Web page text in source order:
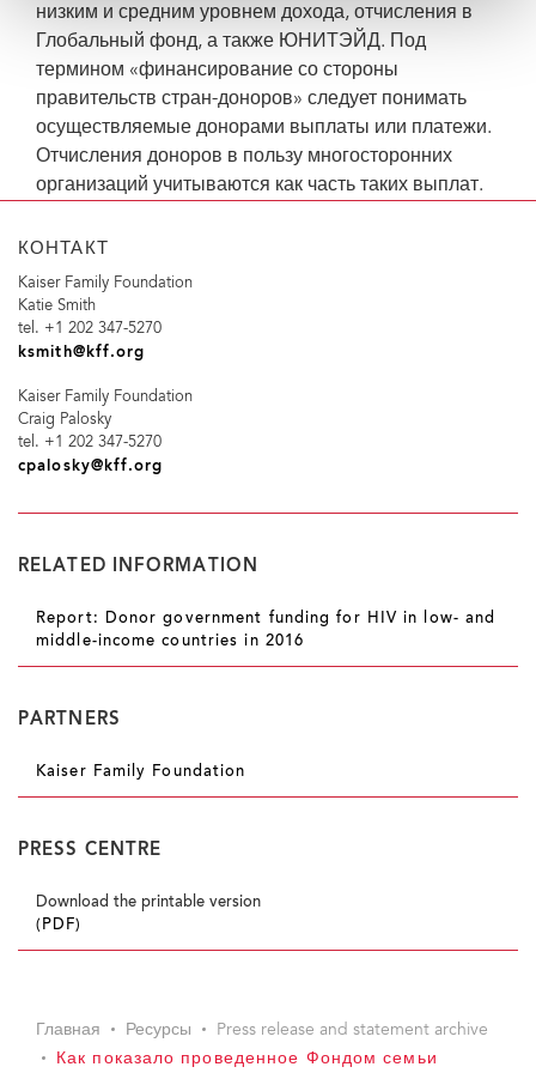
низким и средним уровнем дохода, отчисления в
Глобальный фонд, а также ЮНИТЭЙД. Под
термином «финансирование со стороны
правительств стран-доноров» следует понимать
осуществляемые донорами выплаты или платежи.
Отчисления доноров в пользу многосторонних
организаций учитываются как часть таких выплат.
КОНТАКТ
Kaiser Family Foundation
Katie Smith
tel. +1 202 347-5270
ksmith@kff.org
Kaiser Family Foundation
Craig Palosky
tel. +1 202 347-5270
cpalosky@kff.org
RELATED INFORMATION
Report: Donor government funding for HIV in low- and
middle-income countries in 2016
PARTNERS
Kaiser Family Foundation
PRESS CENTRE
Download the printable version
(PDF)
Главная Ресурсы
Press release and statement archive
Как показало проведенное Фондом семьи